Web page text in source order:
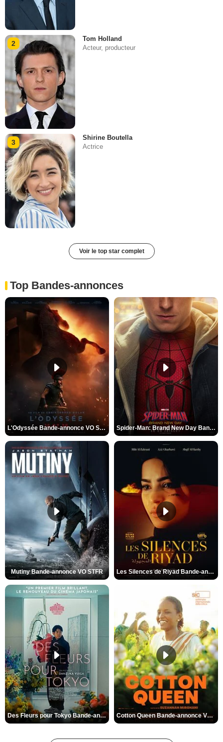
2
Tom Holland
Acteur, producteur
3
Shirine Boutella
Actrice
Voir le top star complet
Top Bandes-annonces
L'Odyssée Bande-annonce VO STFR Spider-Man: Brand New Day Bande-annonce VO STFR
Mutiny Bande-annonce VO STFR Les Silences de Riyad Bande-annonce VO STFR
Des Fleurs pour Tokyo Bande-annonce VO STFR Cotton Queen Bande-annonce VO STFR